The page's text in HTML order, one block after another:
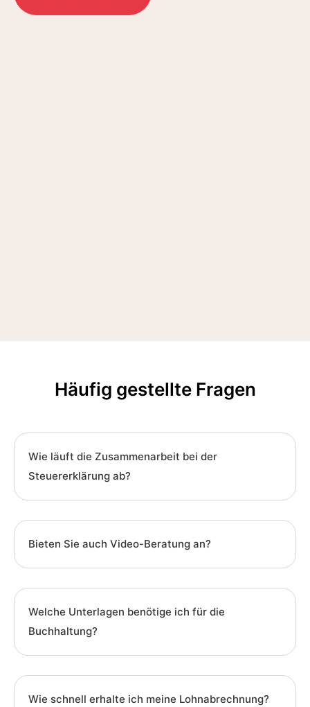
Häufig gestellte Fragen
Wie läuft die Zusammenarbeit bei der
Steuererklärung ab?
Bieten Sie auch Video-Beratung an?
Welche Unterlagen benötige ich für die
Buchhaltung?
Wie schnell erhalte ich meine Lohnabrechnung?